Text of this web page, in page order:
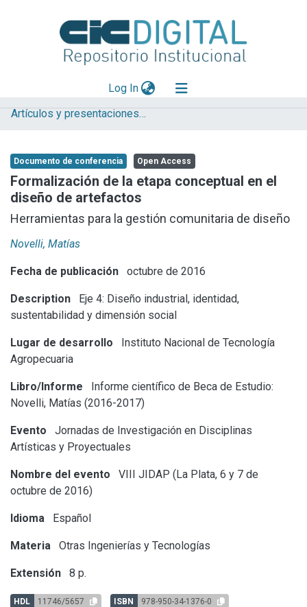
Log In(current)
Explorar
Aportar material
Statistics
Artículos y presentaciones en Congresos
Documento de conferencia Open Access
Formalización de la etapa conceptual en el
diseño de artefactos
Herramientas para la gestión comunitaria de diseño
Novelli, Matías
Fecha de publicación octubre de 2016
Description
Eje 4: Diseño industrial, identidad,
sustentabilidad y dimensión social
Lugar de desarrollo
Instituto Nacional de Tecnología
Agropecuaria
Libro/Informe
Informe científico de Beca de Estudio:
Novelli, Matías (2016-2017)
Evento
Jornadas de Investigación en Disciplinas
Artísticas y Proyectuales
Nombre del evento
VIII JIDAP (La Plata, 6 y 7 de
octubre de 2016)
Idioma Español
Materia Otras Ingenierías y Tecnologías
Extensión 8 p.
HDL 11746/5657 ISBN 978-950-34-1376-0